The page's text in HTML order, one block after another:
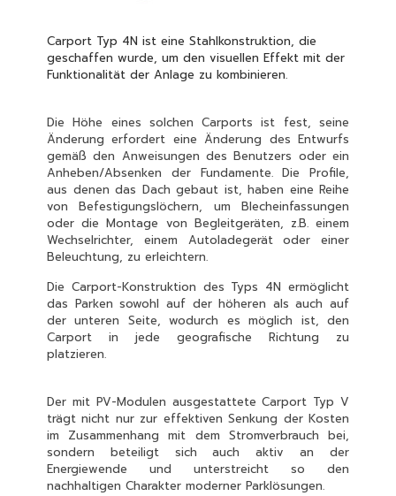
Carport Typ 4N ist eine Stahlkonstruktion, die
geschaffen wurde, um den visuellen Effekt mit der
Funktionalität der Anlage zu kombinieren.
Die Höhe eines solchen Carports ist fest, seine
Änderung erfordert eine Änderung des Entwurfs
gemäß den Anweisungen des Benutzers oder ein
Anheben/Absenken der Fundamente. Die Profile,
aus denen das Dach gebaut ist, haben eine Reihe
von Befestigungslöchern, um Blecheinfassungen
oder die Montage von Begleitgeräten, z.B. einem
Wechselrichter, einem Autoladegerät oder einer
Beleuchtung, zu erleichtern.
Die Carport-Konstruktion des Typs 4N ermöglicht
das Parken sowohl auf der höheren als auch auf
der unteren Seite, wodurch es möglich ist, den
Carport in jede geografische Richtung zu
platzieren.
Der mit PV-Modulen ausgestattete Carport Typ V
trägt nicht nur zur effektiven Senkung der Kosten
im Zusammenhang mit dem Stromverbrauch bei,
sondern beteiligt sich auch aktiv an der
Energiewende und unterstreicht so den
nachhaltigen Charakter moderner Parklösungen.